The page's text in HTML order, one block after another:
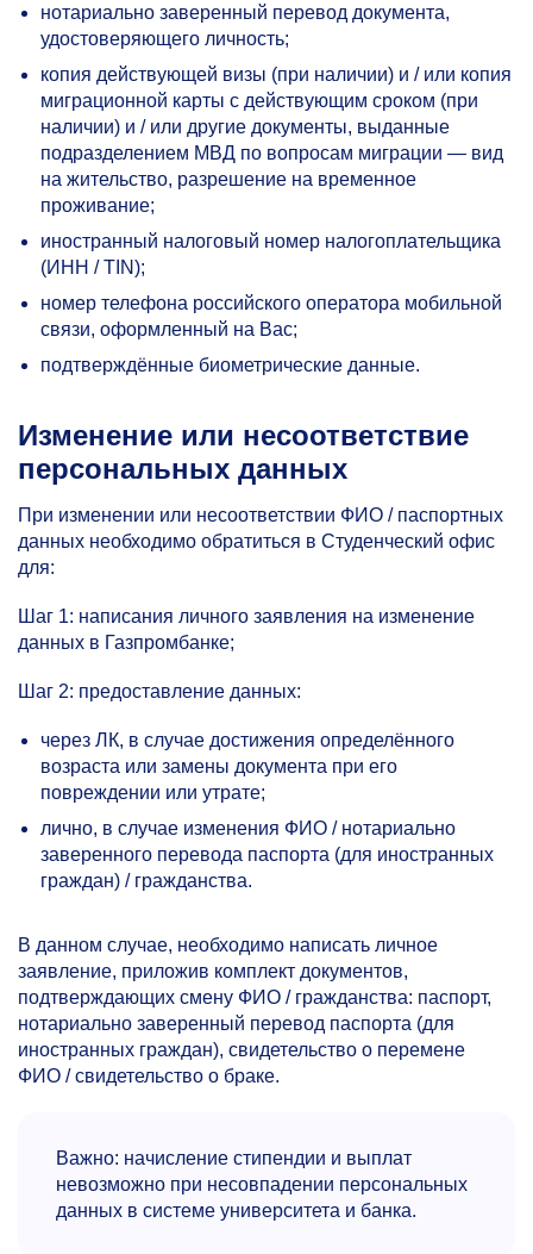
нотариально заверенный перевод документа,
удостоверяющего личность;
копия действующей визы (при наличии) и / или копия
миграционной карты с действующим сроком (при
наличии) и / или другие документы, выданные
подразделением МВД по вопросам миграции — вид
на жительство, разрешение на временное
проживание;
иностранный налоговый номер налогоплательщика
(ИНН / TIN);
номер телефона российского оператора мобильной
связи, оформленный на Вас;
подтверждённые биометрические данные.
Изменение или несоответствие
персональных данных
При изменении или несоответствии ФИО / паспортных
данных необходимо обратиться в Студенческий офис
для:
Шаг 1: написания личного заявления на изменение
данных в Газпромбанке;
Шаг 2: предоставление данных:
через ЛК, в случае достижения определённого
возраста или замены документа при его
повреждении или утрате;
лично, в случае изменения ФИО / нотариально
заверенного перевода паспорта (для иностранных
граждан) / гражданства.
В данном случае, необходимо написать личное
заявление, приложив комплект документов,
подтверждающих смену ФИО / гражданства: паспорт,
нотариально заверенный перевод паспорта (для
иностранных граждан), свидетельство о перемене
ФИО / свидетельство о браке.
Важно: начисление стипендии и выплат
невозможно при несовпадении персональных
данных в системе университета и банка.